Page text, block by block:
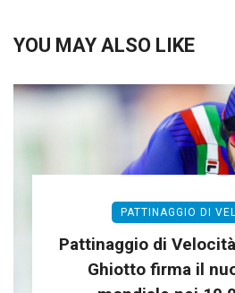
YOU MAY ALSO LIKE
PATTINAGGIO DI
Pattinaggio di
Ghiotto firma il